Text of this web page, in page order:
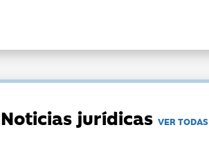
Noticias jurídicasVER TODAS